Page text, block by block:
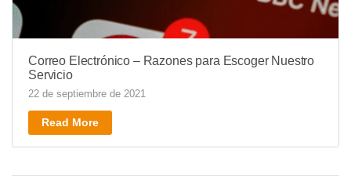
Correo Electrónico – Razones para Escoger Nuestro
Servicio
22 de septiembre de 2021
Read More